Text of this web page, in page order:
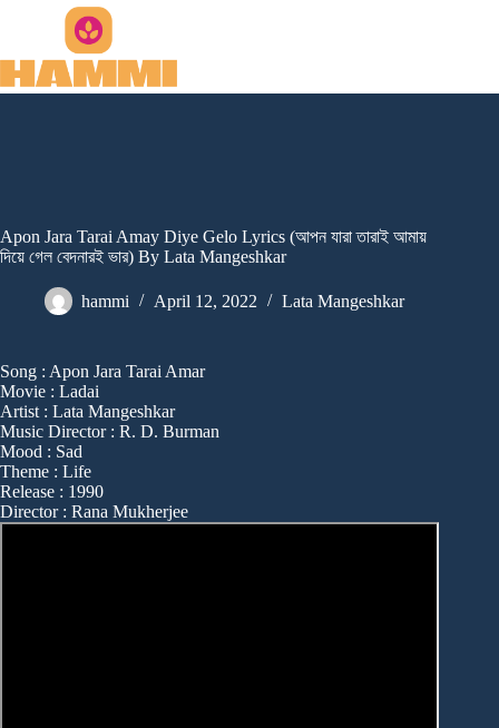
Apon Jara Tarai Amay Diye Gelo Lyrics (আপন যারা তারাই আমায়
দিয়ে গেল বেদনারই ভার) By Lata Mangeshkar
hammi April 12, 2022 Lata Mangeshkar
Song : Apon Jara Tarai Amar
Movie : Ladai
Artist : Lata Mangeshkar
Music Director : R. D. Burman
Mood : Sad
Theme : Life
Release : 1990
Director : Rana Mukherjee